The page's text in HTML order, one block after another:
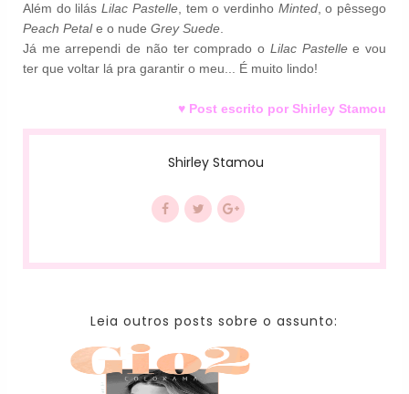
Além do lilásLilac Pastelle, tem o verdinho Minted, o pêssego
Peach Petale o nude Grey Suede.
Já me arrependi de não ter comprado o Lilac Pastellee vou
ter que voltar lá pra garantir o meu... É muito lindo!
♥ Post escrito por Shirley Stamou
Shirley Stamou
Leia outros posts sobre o assunto: